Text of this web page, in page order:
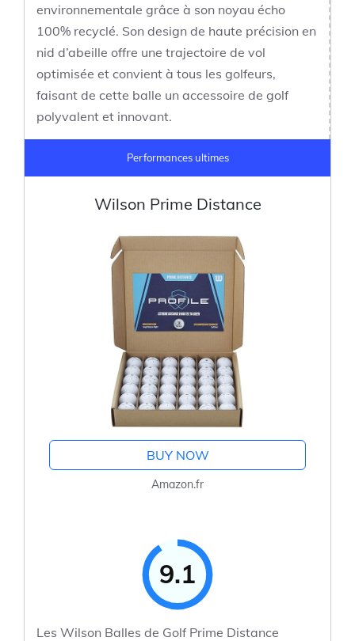
environnementale grâce à son noyau écho
100% recyclé. Son design de haute précision en
nid d’abeille offre une trajectoire de vol
optimisée et convient à tous les golfeurs,
faisant de cette balle un accessoire de golf
polyvalent et innovant.
Performances ultimes
Wilson Prime Distance
BUY NOW
Amazon.fr
9.1
Les Wilson Balles de Golf Prime Distance